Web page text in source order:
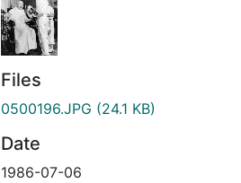
Files
0500196.JPG (24.1 KB)
Date
1986-07-06